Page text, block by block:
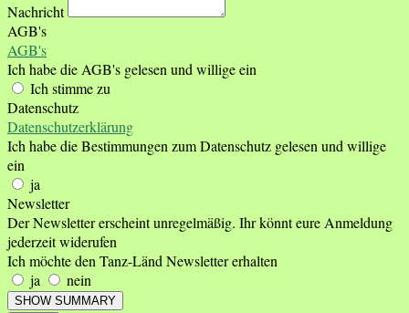
Nachricht
AGB's
AGB's
Ich habe die AGB's gelesen und willige ein
Ich stimme zu
Datenschutz
Datenschutzerklärung
Ich habe die Bestimmungen zum Datenschutz gelesen und willige
ein
ja
Newsletter
Der Newsletter erscheint unregelmäßig. Ihr könnt eure Anmeldung
jederzeit widerufen
Ich möchte den Tanz-Länd Newsletter erhalten
ja
nein
SHOW SUMMARY